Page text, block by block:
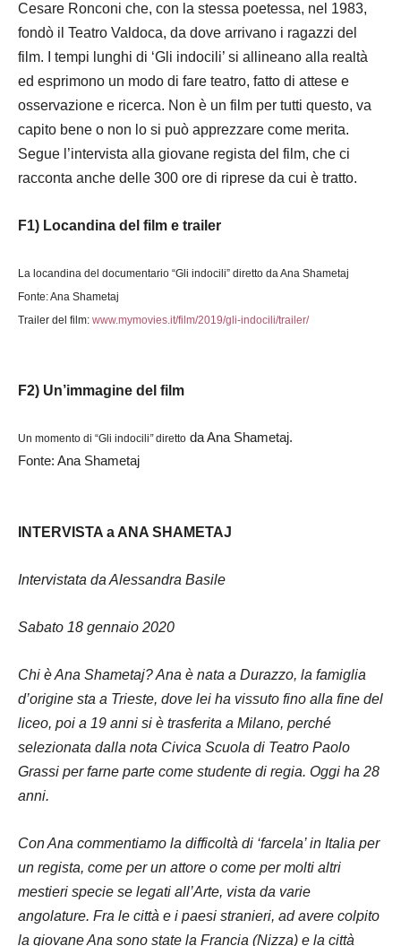
Cesare Ronconi che, con la stessa poetessa, nel 1983,
fondò il Teatro Valdoca, da dove arrivano i ragazzi del
film. I tempi lunghi di ‘Gli indocili’ si allineano alla realtà
ed esprimono un modo di fare teatro, fatto di attese e
osservazione e ricerca. Non è un film per tutti questo, va
capito bene o non lo si può apprezzare come merita.
Segue l’intervista alla giovane regista del film, che ci
racconta anche delle 300 ore di riprese da cui è tratto.
F1) Locandina del film e trailer
La locandina del documentario “Gli indocili” diretto da Ana Shametaj
Fonte: Ana Shametaj
Trailer del film: www.mymovies.it/film/2019/gli-indocili/trailer/
F2) Un’immagine del film
Un momento di “Gli indocili”diretto da Ana Shametaj.
Fonte: Ana Shametaj
INTERVISTA a ANA SHAMETAJ
Intervistata da Alessandra Basile
Sabato 18 gennaio 2020
Chi è Ana Shametaj? Ana è nata a Durazzo, la famiglia
d’origine sta a Trieste, dove lei ha vissuto fino alla fine del
liceo, poi a 19 anni si è trasferita a Milano, perché
selezionata dalla nota Civica Scuola di Teatro Paolo
Grassi per farne parte come studente di regia. Oggi ha 28
anni.
Con Ana commentiamo la difficoltà di ‘farcela’ in Italia per
un regista, come per un attore o come per molti altri
mestieri specie se legati all’Arte, vista da varie
angolature. Fra le città e i paesi stranieri, ad avere colpito
la giovane Ana sono state la Francia (Nizza) e la città